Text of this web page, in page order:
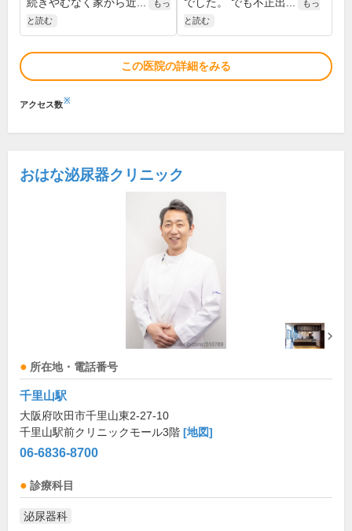
もっ
と読む
もっ
と読む
この医院の詳細をみる
アクセス数※
おはな泌尿器クリニック
所在地・電話番号
千里山駅
大阪府吹田市千里山東2-27-10
千里山駅前クリニックモール3階 [地図]
06-6836-8700
診療科目
泌尿器科